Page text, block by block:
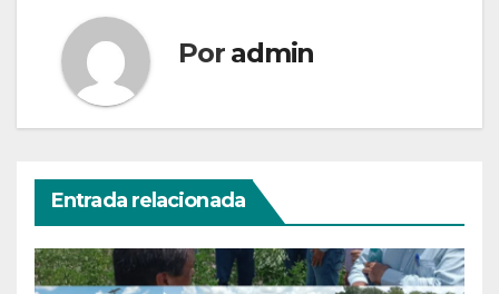
Por admin
Entrada relacionada